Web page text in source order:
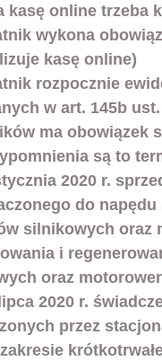
kasę online trzeba
wykona
kasę online)
rozpocznie
w art. 145b
ma obowiązek
są to
2020 r.
do
silnikowych oraz
i
oraz
2020 r.
przez